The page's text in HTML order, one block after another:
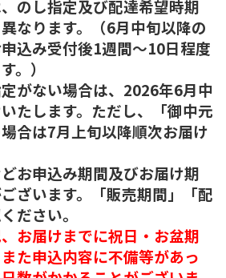
のし指定及び配達希望時期
なります。（6月中旬以降の
込み受付後1週間～10日程度
。）
がない場合は、2026年6月中
たします。ただし、「御中元
合は7月上旬以降順次お届け
お申込み期間及びお届け期
ざいます。「販売期間」「配
ださい。
お届けまでに祝日・お盆期
た申込内容に不備等があっ